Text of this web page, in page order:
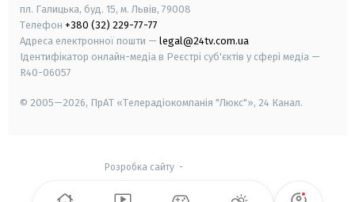
пл. Галицька, буд. 15, м. Львів, 79008
Телефон +380 (32) 229-77-77
Адреса електронної пошти — legal@24tv.com.ua
Ідентифікатор онлайн-медіа в Реєстрі суб'єктів у сфері медіа —
R40-06057
© 2005—2026, ПрАТ «Телерадіокомпанія "Люкс"», 24 Канал.
Розробка сайту-